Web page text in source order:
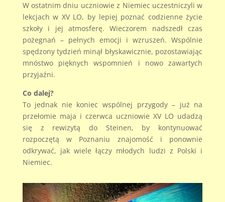
W ostatnim dniu uczniowie z Niemiec uczestniczyli w
lekcjach w XV LO, by lepiej poznać codzienne życie
szkoły i jej atmosferę. Wieczorem nadszedł czas
pożegnań – pełnych emocji i wzruszeń. Wspólnie
spędzony tydzień minął błyskawicznie, pozostawiając
mnóstwo pięknych wspomnień i nowo zawartych
przyjaźni.
Co dalej?
To jednak nie koniec wspólnej przygody – już na
przełomie maja i czerwca uczniowie XV LO udadzą
się z rewizytą do Steinen, by kontynuować
rozpoczętą w Poznaniu znajomość i ponownie
odkrywać, jak wiele łączy młodych ludzi z Polski i
Niemiec.